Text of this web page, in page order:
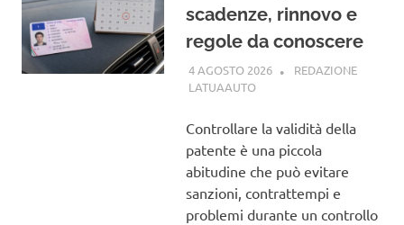
scadenze, rinnovo e
regole da conoscere
4 AGOSTO 2026
REDAZIONE
LATUAAUTOPATENTE
Controllare la validità della
patente è una piccola
abitudine che può evitare
sanzioni, contrattempi e
problemi durante un controllo